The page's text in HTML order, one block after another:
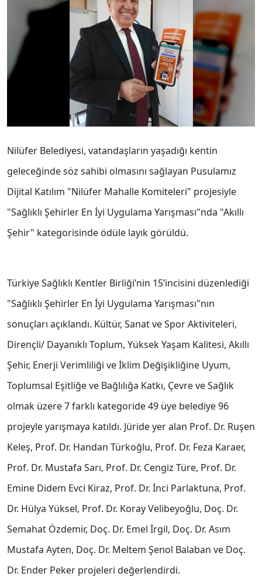
Nilüfer Belediyesi, vatandaşların yaşadığı kentin
geleceğinde söz sahibi olmasını sağlayan Pusulamız
Dijital Katılım "Nilüfer Mahalle Komiteleri" projesiyle
"Sağlıklı Şehirler En İyi Uygulama Yarışması"nda "Akıllı
Şehir" kategorisinde ödüle layık görüldü.
Türkiye Sağlıklı Kentler Birliği’nin 15’incisini düzenlediği
"Sağlıklı Şehirler En İyi Uygulama Yarışması"nın
sonuçları açıklandı. Kültür, Sanat ve Spor Aktiviteleri,
Dirençli/ Dayanıklı Toplum, Yüksek Yaşam Kalitesi, Akıllı
Şehir, Enerji Verimliliği ve İklim Değişikliğine Uyum,
Toplumsal Eşitliğe ve Bağlılığa Katkı, Çevre ve Sağlık
olmak üzere 7 farklı kategoride 49 üye belediye 96
projeyle yarışmaya katıldı. Jüride yer alan Prof. Dr. Ruşen
Keleş, Prof. Dr. Handan Türkoğlu, Prof. Dr. Feza Karaer,
Prof. Dr. Mustafa Sarı, Prof. Dr. Cengiz Türe, Prof. Dr.
Emine Didem Evci Kiraz, Prof. Dr. İnci Parlaktuna, Prof.
Dr. Hülya Yüksel, Prof. Dr. Koray Velibeyoğlu, Doç. Dr.
Semahat Özdemir, Doç. Dr. Emel İrgil, Doç. Dr. Asım
Mustafa Ayten, Doç. Dr. Meltem Şenol Balaban ve Doç.
Dr. Ender Peker projeleri değerlendirdi.